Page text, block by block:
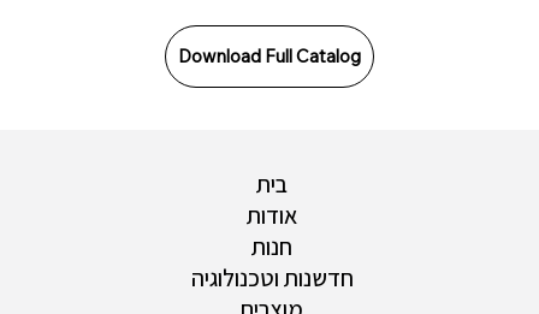
Download Full Catalog
בית
אודות
חנות
חדשנות וטכנולוגיה